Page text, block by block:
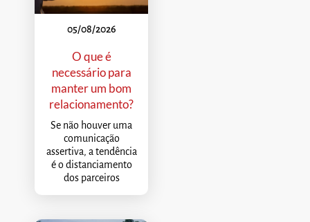
05/08/2026
O que é
necessário para
manter um bom
relacionamento?
Se não houver uma
comunicação
assertiva, a tendência
é o distanciamento
dos parceiros